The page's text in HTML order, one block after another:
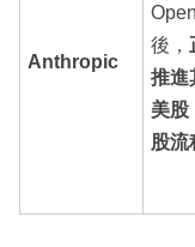
Anthropic
後，
推進
美股
股流